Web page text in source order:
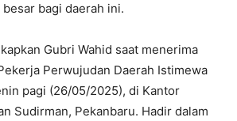
bagi daerah ini.
Gubri Wahid saat menerima
Perwujudan Daerah Istimewa
pagi (26/05/2025), di Kantor
Sudirman, Pekanbaru. Hadir dalam